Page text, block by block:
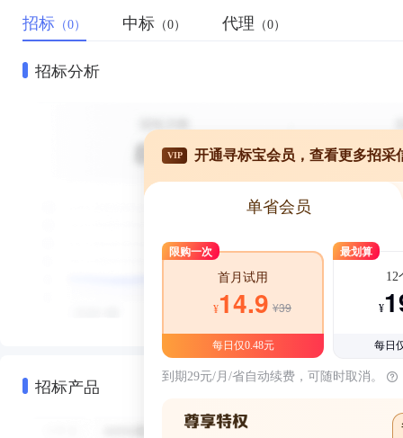
招标 （0） 中标 （0） 代理 （0）
招标分析
招标产品
VIP 开通寻标宝会员，查看更多招采
单省会员
限购一次
首月试用
¥14.9 ¥39
每日仅0.48元
最划算
12
¥
每日
到期29元/月/省自动续费，可随时取消。